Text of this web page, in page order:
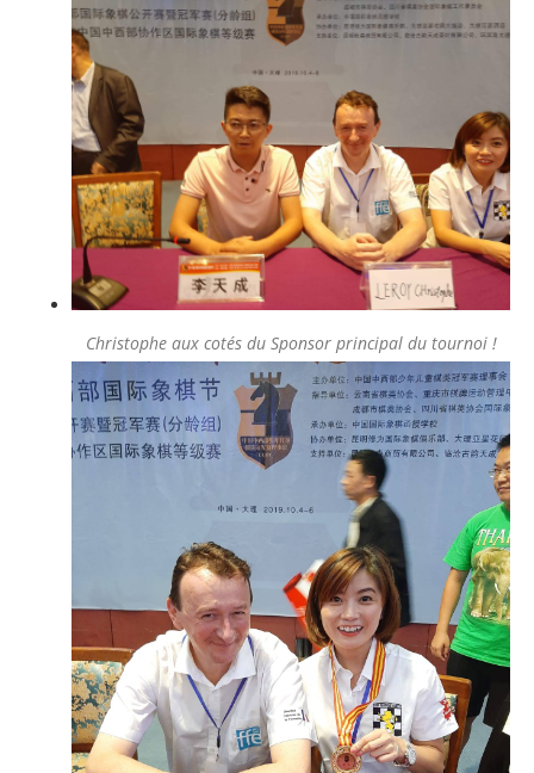
Christophe aux cotés du Sponsor principal du tournoi !